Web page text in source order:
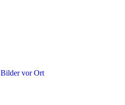
Bilder vor Ort